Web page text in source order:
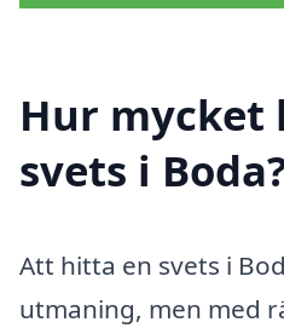
Hur mycket
svets i
Att hitta en svets i
utmaning, men med